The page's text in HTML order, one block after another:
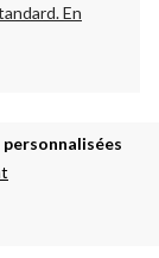
En